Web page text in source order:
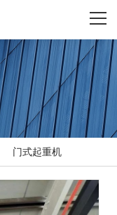
门式起重机